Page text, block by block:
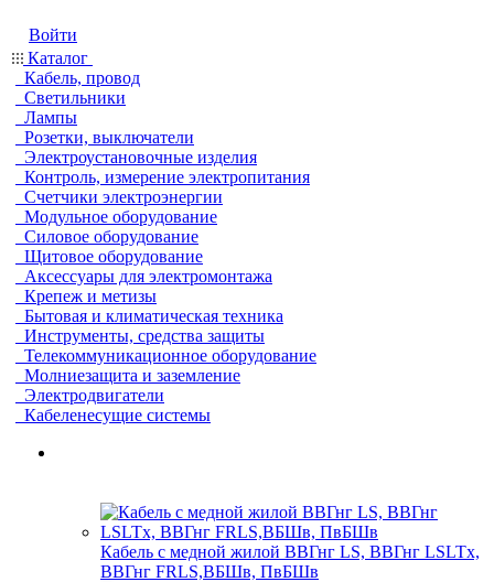
Войти
Каталог
Кабель, провод
Светильники
Лампы
Розетки, выключатели
Электроустановочные изделия
Контроль, измерение электропитания
Счетчики электроэнергии
Модульное оборудование
Силовое оборудование
Щитовое оборудование
Аксессуары для электромонтажа
Крепеж и метизы
Бытовая и климатическая техника
Инструменты, средства защиты
Телекоммуникационное оборудование
Молниезащита и заземление
Электродвигатели
Кабеленесущие системы
Кабель с медной жилой ВВГнг LS, ВВГнг LSLTx,
ВВГнг FRLS,ВБШв, ПвБШв